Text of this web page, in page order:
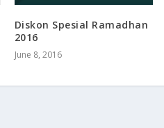
Diskon Spesial Ramadhan
2016
June 8, 2016